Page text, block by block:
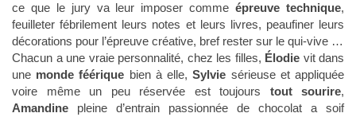
ce que le jury va leur imposer commeépreuve technique,
feuilleter fébrilement leurs notes et leurs livres, peaufiner leurs
décorations pour l’épreuve créative, bref rester sur le qui-vive …
Chacun a une vraie personnalité, chez les filles, Élodie vit dans
une monde féérique bien à elle,Sylvie sérieuse et appliquée
voire même un peu réservée est toujours tout sourire,
Amandine pleine d’entrain passionnée de chocolat a soif